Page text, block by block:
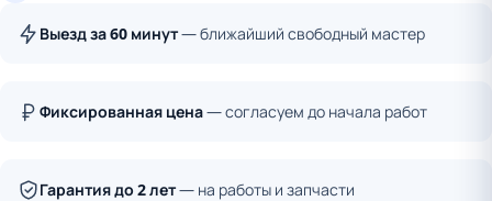
Выезд за 60 минут— ближайший свободный мастер
Фиксированная цена— согласуем до начала работ
Гарантия до 2 лет— на работы и запчасти